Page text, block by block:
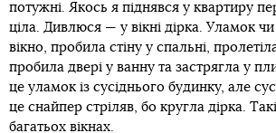
потужні. Якось я піднявся у квартиру
ціла. Дивлюся — у вікні дірка. Уламок чи
вікно, пробила стіну у спальні,
пробила двері у ванну та застрягла у
це уламок із сусіднього будинку, але
це снайпер стріляв, бо кругла дірка.
багатьох вікнах.